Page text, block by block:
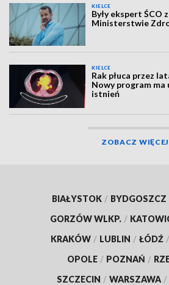
KIELCE
Były ekspert ŚCO
Ministerstwie
KIELCE
Rak płuca przez
Nowy program
istnień
ZOBACZ WIĘCEJ
BIAŁYSTOK / BYDGOSZCZ
GORZÓW WLKP. /
KRAKÓW / LUBLIN / ŁÓDŹ /
OPOLE / POZNAŃ /
SZCZECIN / WARSZAWA /